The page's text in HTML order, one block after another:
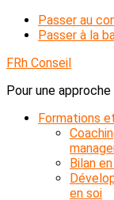
Passer au
Passer à la
FRh Conseil
Pour une
Formations
Bilan
en soi